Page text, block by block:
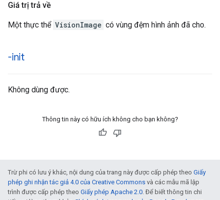
Giá trị trả về
Một thực thể VisionImage có vùng đệm hình ảnh đã cho.
-init
Không dùng được.
Thông tin này có hữu ích không cho bạn không?
Trừ phi có lưu ý khác, nội dung của trang này được cấp phép theo Giấy
phép ghi nhận tác giả 4.0 của Creative Commons và các mẫu mã lập
trình được cấp phép theo Giấy phép Apache 2.0. Để biết thông tin chi